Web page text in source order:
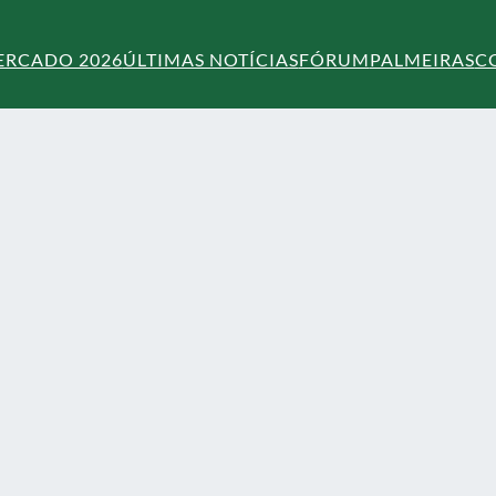
2026ÚLTIMAS NOTÍCIASFÓRUMPALMEIRAS